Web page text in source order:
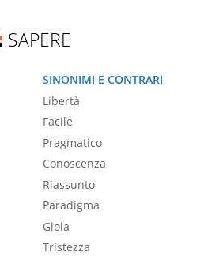
SAPERE
SINONIMI E CONTRARI
Libertà
Facile
Pragmatico
Conoscenza
Riassunto
Paradigma
Gioia
Tristezza